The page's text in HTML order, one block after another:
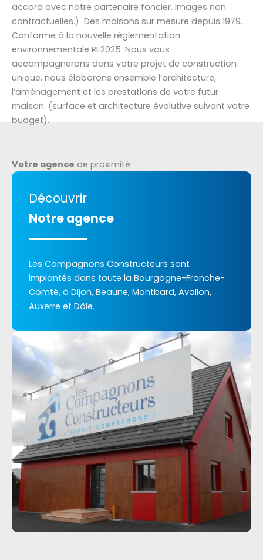
accord avec notre partenaire foncier. Images non
contractuelles.) Des maisons sur mesure depuis 1979.
Conforme à la nouvelle réglementation
environnementale RE2025. Nous vous
accompagnerons dans votre projet de construction
unique, nous élaborons ensemble l’architecture,
l’aménagement et les prestations de votre futur
maison. (surface et architecture évolutive suivant votre
budget).
Votre agence de proximité
Découvrir
Notre agence
Les Compagnons Constructeurs sont
implantés dans toute la Bourgogne-Franche-
Comté, à Dijon, Beaune, Montbard, Avallon,
Auxerre et Dôle.